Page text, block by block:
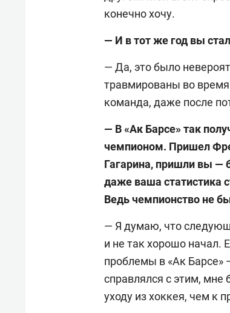
конечно хочу.
— И в тот же год вы
— Да, это было
травмированы во время
команда, даже после
— В «Ак Барсе» так
чемпионом. Пришел
Гагарина, пришли вы —
даже ваша статистика
Ведь чемпионство не
— Я думаю, что
и не так хорошо начал.
проблемы в «Ак Барсе»
справлялся с этим,
уходу из хоккея, чем к